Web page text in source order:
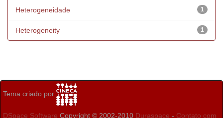
1
Heterogeneidade
1
Heterogeneity
Tema criado por
DSpace Software Copyright © 2002-2010 Duraspace - Contato com